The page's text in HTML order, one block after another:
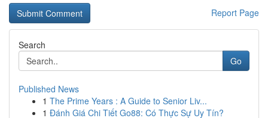
Report Page
Search
Go
Published News
1 The Prime Years : A Guide to Senior Liv...
1 Đánh Giá Chi Tiết Go88: Có Thực Sự Uy Tín?